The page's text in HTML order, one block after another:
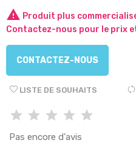
 Produit plus
Contactez-nous pour le prix
CONTACTEZ-NOUS
LISTE DE SOUHAITS
Pas encore d'avis